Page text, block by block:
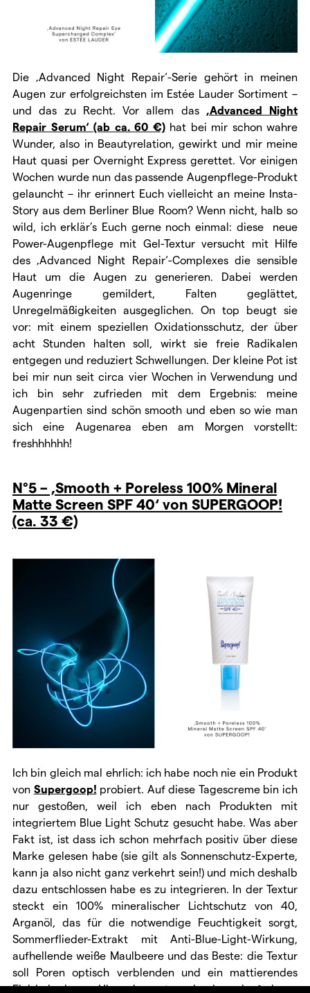
Die ‚Advanced Night Repair‘-Serie gehört in meinen
Augen zur erfolgreichsten im Estée Lauder Sortiment –
und das zu Recht. Vor allem das ‚Advanced Night
Repair Serum‘ (ab ca. 60 €)hat bei mir schon wahre
Wunder, also in Beautyrelation, gewirkt und mir meine
Haut quasi per Overnight Express gerettet. Vor einigen
Wochen wurde nun das passende Augenpflege-Produkt
gelauncht – ihr erinnert Euch vielleicht an meine Insta-
Story aus dem Berliner Blue Room? Wenn nicht, halb so
wild, ich erklär’s Euch gerne noch einmal: diese neue
Power-Augenpflege mit Gel-Textur versucht mit Hilfe
des ‚Advanced Night Repair‘-Complexes die sensible
Haut um die Augen zu generieren. Dabei werden
Augenringe gemildert, Falten geglättet,
Unregelmäßigkeiten ausgeglichen. On top beugt sie
vor: mit einem speziellen Oxidationsschutz, der über
acht Stunden halten soll, wirkt sie freie Radikalen
entgegen und reduziert Schwellungen. Der kleine Pot ist
bei mir nun seit circa vier Wochen in Verwendung und
ich bin sehr zufrieden mit dem Ergebnis: meine
Augenpartien sind schön smooth und eben so wie man
sich eine Augenarea eben am Morgen vorstellt:
freshhhhhh!
N°5 – ‚Smooth + Poreless 100% Mineral
Matte Screen SPF 40‘ von SUPERGOOP!
(ca. 33 €)
Ich bin gleich mal ehrlich: ich habe noch nie ein Produkt
von Supergoop! probiert. Auf diese Tagescreme bin ich
nur gestoßen, weil ich eben nach Produkten mit
integriertem Blue Light Schutz gesucht habe. Was aber
Fakt ist, ist dass ich schon mehrfach positiv über diese
Marke gelesen habe (sie gilt als Sonnenschutz-Experte,
kann ja also nicht ganz verkehrt sein!) und mich deshalb
dazu entschlossen habe es zu integrieren. In der Textur
steckt ein 100% mineralischer Lichtschutz von 40,
Arganöl, das für die notwendige Feuchtigkeit sorgt,
Sommerflieder-Extrakt mit Anti-Blue-Light-Wirkung,
aufhellende weiße Maulbeere und das Beste: die Textur
soll Poren optisch verblenden und ein mattierendes
Finish kreieren. Hinzu kommt noch, dass sie frei von